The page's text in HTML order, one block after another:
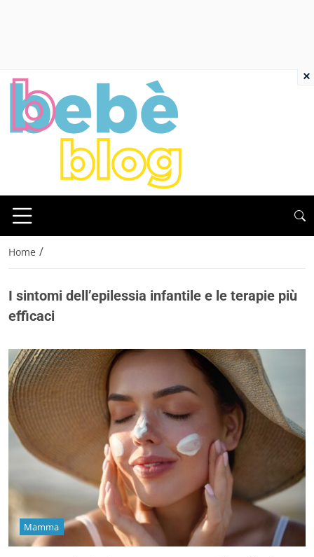
Home /
I sintomi dell’epilessia infantile e le terapie più
efficaci
Mamma
×